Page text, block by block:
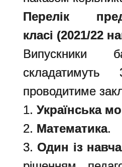
Перелік
класі (2021/22
Випускники
проводитиме
1. Українська
2. Математика.
3. Один із